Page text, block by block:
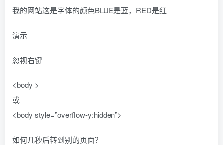
我的网站这是字体的颜色BLUE是蓝，RED是红
演示
忽视右键
<body >
或
<body style=”overflow-y:hidden”>
如何几秒后转到别的页面？